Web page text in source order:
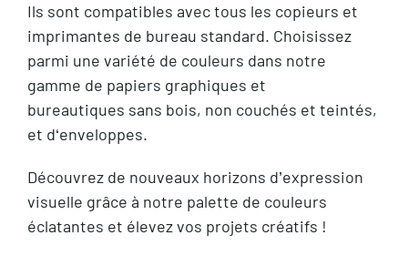
Ils sont compatibles avec tous les copieurs et
imprimantes de bureau standard. Choisissez
parmi une variété de couleurs dans notre
gamme de papiers graphiques et
bureautiques sans bois, non couchés et teintés,
et d‘enveloppes.
Découvrez de nouveaux horizons d’expression
visuelle grâce à notre palette de couleurs
éclatantes et élevez vos projets créatifs !